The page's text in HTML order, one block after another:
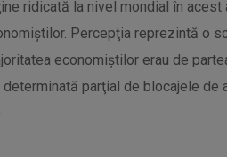
ridicată la nivel mondial în
Percepţia reprezintă o
economiştilor erau de
parţial de blocajele